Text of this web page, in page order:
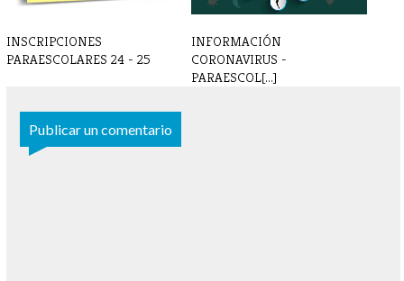
INSCRIPCIONES
PARAESCOLARES 24 - 25
INFORMACIÓN
CORONAVIRUS -
PARAESCOL[...]
Publicar un comentario